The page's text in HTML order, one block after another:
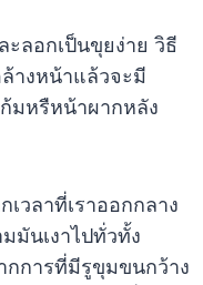
ลอกเป็นขุยง่าย วิธี
างหน้าแล้วจะมี
มหรืหน้าผากหลัง
วลาที่เราออกกลาง
มันเงาไปทั่วทั้ง
กการที่มีรูขุมขนกว้าง